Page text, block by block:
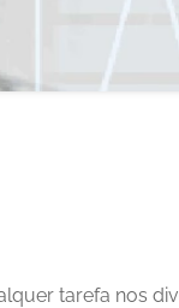
tarefa nos